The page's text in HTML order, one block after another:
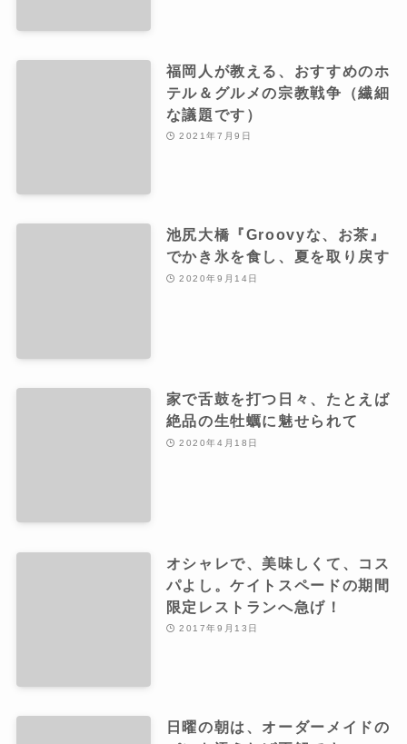
福岡人が教える、おすすめのホ
テル＆グルメの宗教戦争（繊細
な議題です）
2021年7月9日
池尻大橋『Groovyな、お茶』
でかき氷を食し、夏を取り戻す
2020年9月14日
家で舌鼓を打つ日々、たとえば
絶品の生牡蠣に魅せられて
2020年4月18日
オシャレで、美味しくて、コス
パよし。ケイトスペードの期間
限定レストランへ急げ！
2017年9月13日
日曜の朝は、オーダーメイドの